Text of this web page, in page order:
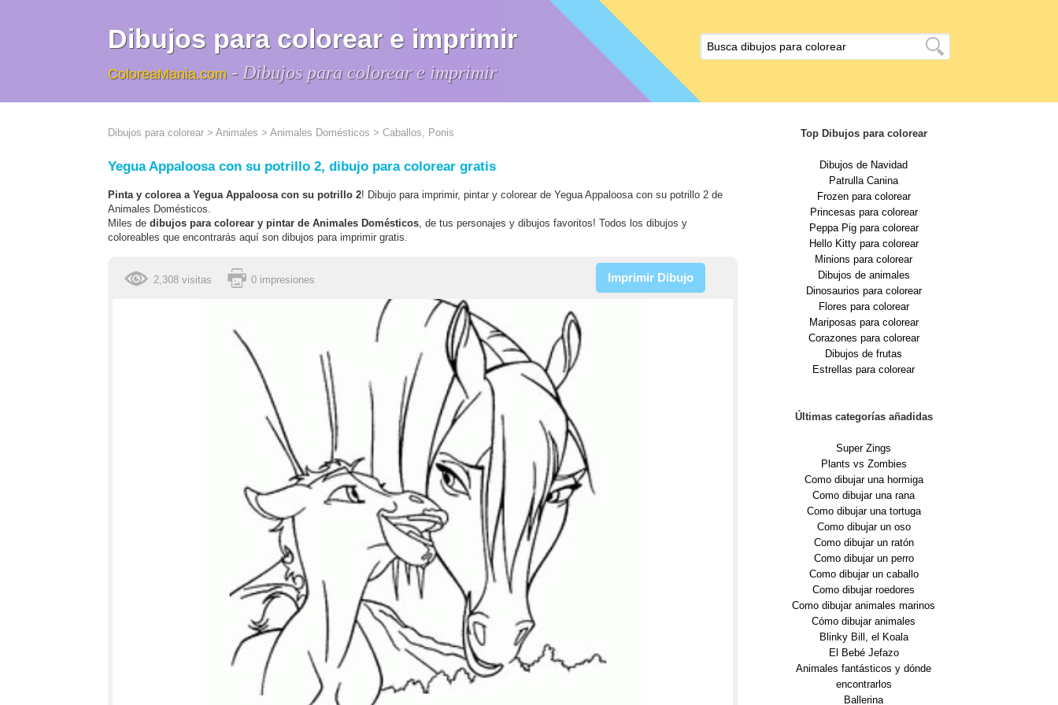
Dibujos para colorear e imprimir
ColoreaMania.com - Dibujos para colorear e imprimir
Dibujos para colorear > Animales > Animales Domésticos > Caballos, Ponis
Yegua Appaloosa con su potrillo 2, dibujo para colorear gratis
Pinta y colorea a Yegua Appaloosa con su potrillo 2! Dibujo para imprimir, pintar y colorear de Yegua Appaloosa con su potrillo 2 de
Animales Domésticos.
Miles de dibujos para colorear y pintar de Animales Domésticos, de tus personajes y dibujos favoritos! Todos los dibujos y
coloreables que encontrarás aquí son dibujos para imprimir gratis.
2,308 visitas 0 impresiones Imprimir Dibujo
Top Dibujos para colorear
Dibujos de Navidad
Patrulla Canina
Frozen para colorear
Princesas para colorear
Peppa Pig para colorear
Hello Kitty para colorear
Minions para colorear
Dibujos de animales
Dinosaurios para colorear
Flores para colorear
Mariposas para colorear
Corazones para colorear
Dibujos de frutas
Estrellas para colorear
Últimas categorías añadidas
Super Zings
Plants vs Zombies
Como dibujar una hormiga
Como dibujar una rana
Como dibujar una tortuga
Como dibujar un oso
Como dibujar un ratón
Como dibujar un perro
Como dibujar un caballo
Como dibujar roedores
Como dibujar animales marinos
Cómo dibujar animales
Blinky Bill, el Koala
El Bebé Jefazo
Animales fantásticos y dónde
encontrarlos
Ballerina